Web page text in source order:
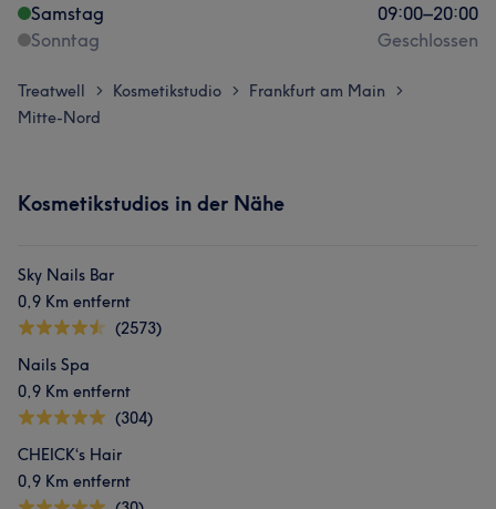
Samstag
09:00–20:00
Sonntag
Geschlossen
Treatwell > Kosmetikstudio > Frankfurt am Main >
Mitte-Nord
Kosmetikstudios in der Nähe
Sky Nails Bar
0,9 Km entfernt
(2573)
Nails Spa
0,9 Km entfernt
(304)
CHEICK‘s Hair
0,9 Km entfernt